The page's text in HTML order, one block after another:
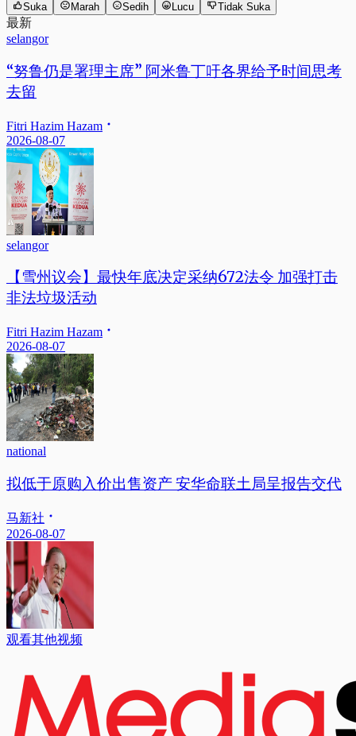
Suka Marah Sedih Lucu Tidak Suka
最新
selangor
“努鲁仍是署理主席” 阿米鲁丁吁各界给予时间思考
去留
Fitri Hazim Hazam
2026-08-07
selangor
【雪州议会】最快年底决定采纳672法令 加强打击
非法垃圾活动
Fitri Hazim Hazam
2026-08-07
national
拟低于原购入价出售资产 安华命联土局呈报告交代
马新社
2026-08-07
观看其他视频